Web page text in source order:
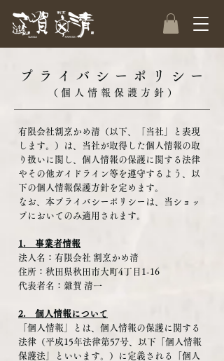
プライバシーポリシー
（個人情報保護方針）
有限会社割烹かめ清（以下、「当社」と表現
します。）は、当社が取得した個人情報の取
り扱いに関し、個人情報の保護に関する法律
やその他ガイドライン等を遵守するよう、以
下の個人情報保護方針を定めます。
なお、本プライバシーポリシーは、当ショッ
プにおいてのみ適用されます。
1. 事業者情報
法人名：有限会社 割烹かめ清
住所：秋田県秋田市大町4丁目1-16
代表者名：雜賀 清一
2. 個人情報について
「個人情報」とは、個人情報の保護に関する
法律（平成15年法律第57号、以下「個人情報
保護法」といいます。）に定義される「個人